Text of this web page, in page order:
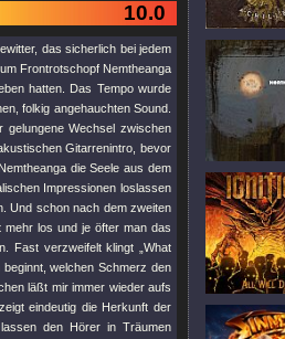
10.0
das sicherlich bei jedem
Frontrotschopf Nemtheanga
hatten. Das Tempo wurde
folkig angehauchten Sound.
gelungene Wechsel zwischen
Gitarrenintro, bevor
die Seele aus dem
Impressionen loslassen
Und schon nach dem zweiten
los und je öfter man das
Fast verzweifelt klingt „What
welchen Schmerz den
läßt mir immer wieder aufs
eindeutig die Herkunft der
den Hörer in Träumen